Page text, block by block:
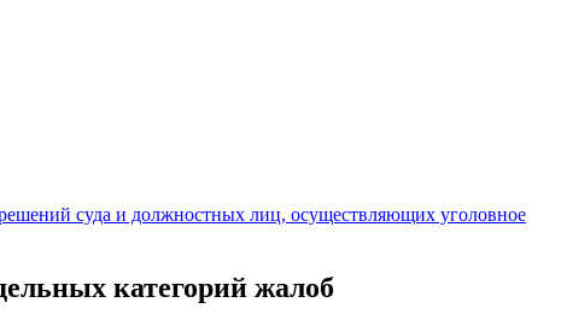
суда и должностных лиц, осуществляющих уголовное
категорий жалоб